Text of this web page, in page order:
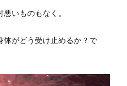
いものもなく。
体がどう受け止めるか？で